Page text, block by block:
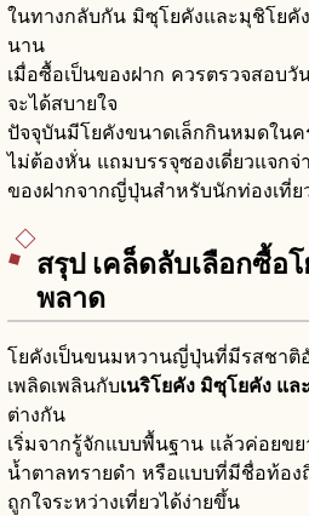
ในทางกลับกัน มิซุโยคังและมุชิโยคั
นาน
เมื่อซื้อเป็นของฝาก ควรตรวจสอบ
จะได้สบายใจ
ปัจจุบันมีโยคังขนาดเล็กกินหมดในค
ไม่ต้องหั่น แถมบรรจุซองเดี่ยวแจกจ่
ของฝากจากญี่ปุ่นสำหรับนักท่องเที่ย
สรุป เคล็ดลับเลือกซื้อ
พลาด
โยคังเป็นขนมหวานญี่ปุ่นที่มีรสชาติ
เพลิดเพลินกับเนริโยคัง มิซุโยคัง แล
ต่างกัน
เริ่มจากรู้จักแบบพื้นฐาน แล้วค่อยขย
น้ำตาลทรายดำ หรือแบบที่มีชื่อท้อง
ถูกใจระหว่างเที่ยวได้ง่ายขึ้น